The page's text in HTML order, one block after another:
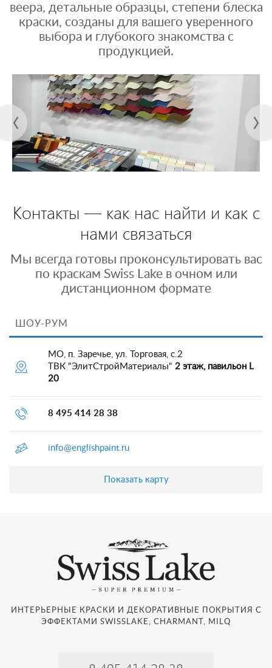
веера, детальные образцы, степени блеска
краски, созданы для вашего уверенного
выбора и глубокого знакомства с
продукцией.
Контакты — как нас найти и как с
нами связаться
Мы всегда готовы проконсультировать вас
по краскам Swiss Lake в очном или
дистанционном формате
ШОУ-РУМ
МО, п. Заречье, ул. Торговая, с.2
ТВК "ЭлитСтройМатериалы" 2 этаж, павильон L
20
8 495 414 28 38
info@englishpaint.ru
Показать карту
ИНТЕРЬЕРНЫЕ КРАСКИ И ДЕКОРАТИВНЫЕ ПОКРЫТИЯ С
ЭФФЕКТАМИ SWISSLAKE, CHARMANT, MILQ